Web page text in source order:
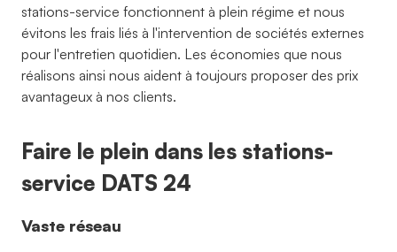
stations-service fonctionnent à plein régime et nous
évitons les frais liés à l'intervention de sociétés externes
pour l'entretien quotidien. Les économies que nous
réalisons ainsi nous aident à toujours proposer des prix
avantageux à nos clients.
Faire le plein dans les stations-
service DATS 24
Vaste réseau